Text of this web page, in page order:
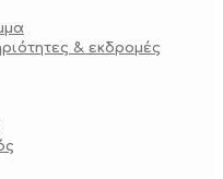
& εκδρομές